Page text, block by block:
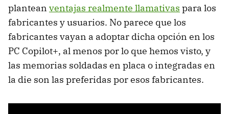
plantean ventajas realmente llamativas para los
fabricantes y usuarios. No parece que los
fabricantes vayan a adoptar dicha opción en los
PC Copilot+, al menos por lo que hemos visto, y
las memorias soldadas en placa o integradas en
la die son las preferidas por esos fabricantes.